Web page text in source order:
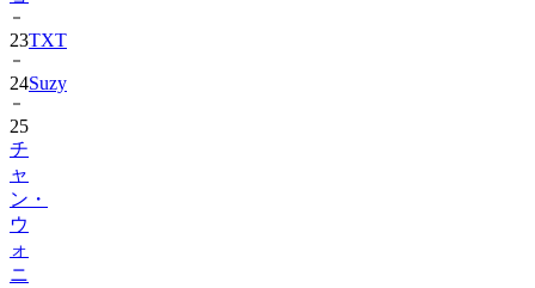
23TXT
24Suzy
25
チ
ャ
ン・
ウ
ォ
ニ